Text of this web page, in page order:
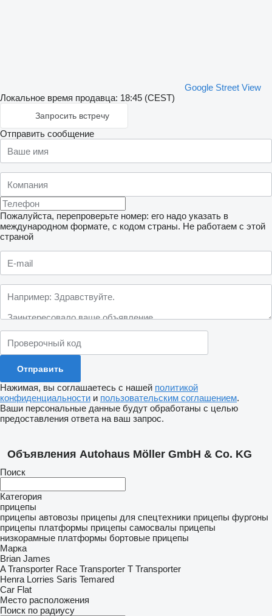
Google Street View
Локальное время продавца: 18:45 (CEST)
Запросить встречу
Отправить сообщение
Пожалуйста, перепроверьте номер: его надо указать в
международном формате, с кодом страны. Не работаем с этой
страной
Нажимая, вы соглашаетесь с нашей политикой
конфиденциальности и пользовательским соглашением.
Ваши персональные данные будут обработаны с целью
предоставления ответа на ваш запрос.
Объявления Autohaus Möller GmbH & Co. KG
Поиск
Категория
прицепы
прицепы автовозы прицепы для спецтехники прицепы фургоны
прицепы платформы прицепы самосвалы прицепы
низкорамные платформы бортовые прицепы
Марка
Brian James
A Transporter Race Transporter T Transporter
Henra Lorries Saris Temared
Car Flat
Место расположения
Поиск по радиусу